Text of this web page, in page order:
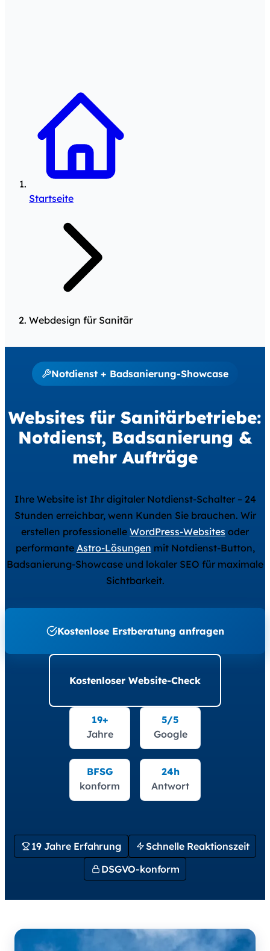
Startseite
Webdesign für Sanitär
Notdienst + Badsanierung-Showcase
Websites für Sanitärbetriebe:
Notdienst, Badsanierung &
mehr Aufträge
Ihre Website ist Ihr digitaler Notdienst-Schalter – 24
Stunden erreichbar, wenn Kunden Sie brauchen. Wir
erstellen professionelle WordPress-Websites oder
performante Astro-Lösungen mit Notdienst-Button,
Badsanierung-Showcase und lokaler SEO für maximale
Sichtbarkeit.
19+
Jahre
5/5
Google
BFSG
konform
24h
Antwort
Kostenlose Erstberatung anfragen
Kostenloser Website-Check
19 Jahre Erfahrung
Schnelle Reaktionszeit
DSGVO-konform